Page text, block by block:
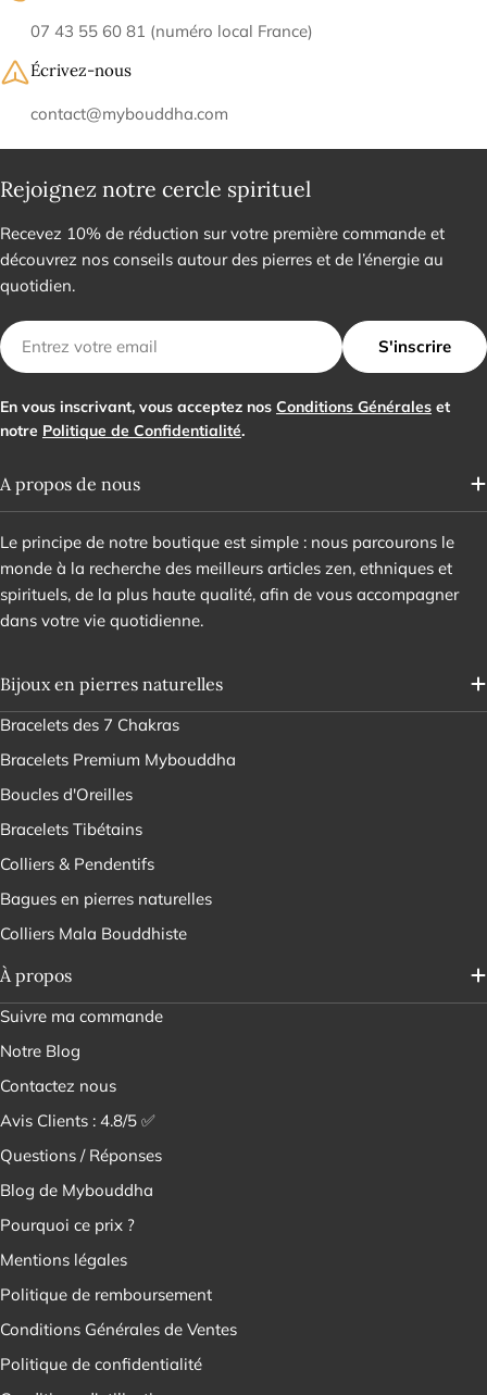
07 43 55 60 81 (numéro local France)
Écrivez-nous
contact@mybouddha.com
Rejoignez notre cercle spirituel
Recevez 10% de réduction sur votre première commande et
découvrez nos conseils autour des pierres et de l’énergie au
quotidien.
E-
mail
S'inscrire
En vous inscrivant, vous acceptez nos Conditions Générales et
notre Politique de Confidentialité.
A propos de nous
Le principe de notre boutique est simple : nous parcourons le
monde à la recherche des meilleurs articles zen, ethniques et
spirituels, de la plus haute qualité, afin de vous accompagner
dans votre vie quotidienne.
Bijoux en pierres naturelles
Bracelets des 7 Chakras
Bracelets Premium Mybouddha
Boucles d'Oreilles
Bracelets Tibétains
Colliers & Pendentifs
Bagues en pierres naturelles
Colliers Mala Bouddhiste
À propos
Suivre ma commande
Notre Blog
Contactez nous
Avis Clients : 4.8/5 ✅
Questions / Réponses
Blog de Mybouddha
Pourquoi ce prix ?
Mentions légales
Politique de remboursement
Conditions Générales de Ventes
Politique de confidentialité